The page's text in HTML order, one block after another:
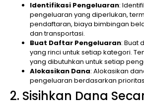
Identifikasi Pengeluaran:
pengeluaran yang diperlukan,
pendaftaran, biaya bimbingan
dan transportasi.
Buat Daftar Pengeluaran: Buat
yang rinci untuk setiap kategori.
yang dibutuhkan untuk setiap
Alokasikan Dana: Alokasikan
pengeluaran berdasarkan
2. Sisihkan Dana